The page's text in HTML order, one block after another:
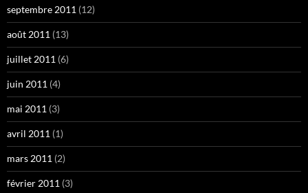
septembre 2011 (12)
août 2011 (13)
juillet 2011 (6)
juin 2011 (4)
mai 2011 (3)
avril 2011 (1)
mars 2011 (2)
février 2011 (3)